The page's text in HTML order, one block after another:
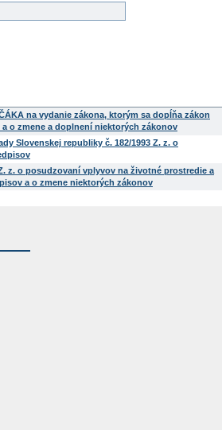
na vydanie zákona, ktorým sa dopĺňa zákon
o zmene a doplnení niektorých zákonov
Slovenskej republiky č. 182/1993 Z. z. o
z. o posudzovaní vplyvov na životné prostredie a
a o zmene niektorých zákonov